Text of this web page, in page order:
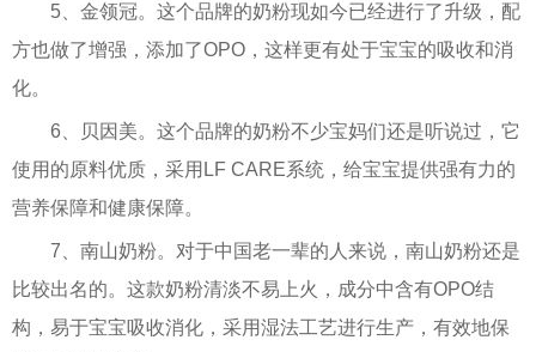
5、金领冠。这个品牌的奶粉现如今已经进行了升级，配
方也做了增强，添加了OPO，这样更有处于宝宝的吸收和消
化。
6、贝因美。这个品牌的奶粉不少宝妈们还是听说过，它
使用的原料优质，采用LF CARE系统，给宝宝提供强有力的
营养保障和健康保障。
7、南山奶粉。对于中国老一辈的人来说，南山奶粉还是
比较出名的。这款奶粉清淡不易上火，成分中含有OPO结
构，易于宝宝吸收消化，采用湿法工艺进行生产，有效地保